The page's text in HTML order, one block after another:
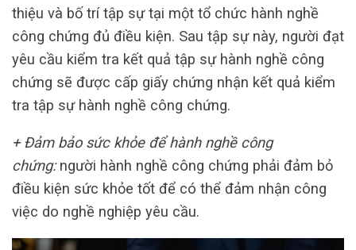
thiệu và bố trí tập sự tại một tổ chức hành nghề
công chứng đủ điều kiện. Sau tập sự này, người đạt
yêu cầu kiểm tra kết quả tập sự hành nghề công
chứng sẽ được cấp giấy chứng nhận kết quả kiểm
tra tập sự hành nghề công chứng.
+ Đảm bảo sức khỏe để hành nghề công
chứng:người hành nghề công chứng phải đảm bỏ
điều kiện sức khỏe tốt để có thể đảm nhận công
việc do nghề nghiệp yêu cầu.